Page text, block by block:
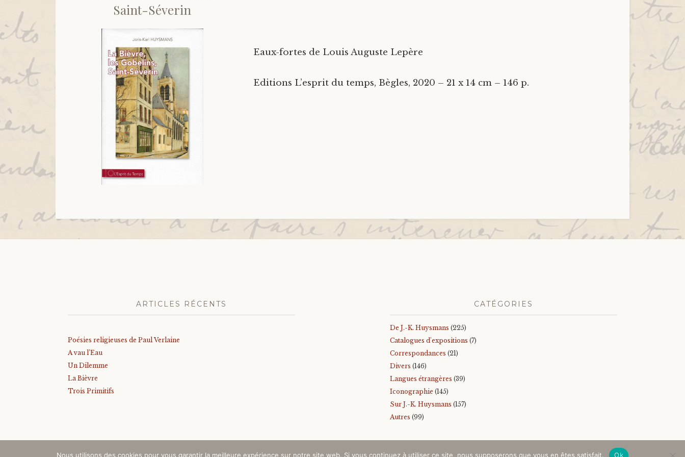
Saint-Séverin
Eaux-fortes de Louis Auguste Lepère
Editions L’esprit du temps, Bègles, 2020 – 21 x 14 cm – 146 p.
ARTICLES RÉCENTS
Poésies religieuses de Paul Verlaine
A vau l’Eau
Un Dilemme
La Bièvre
Trois Primitifs
CATÉGORIES
De J.-K. Huysmans (225)
Catalogues d'expositions (7)
Correspondances (21)
Divers (146)
Langues étrangères (39)
Iconographie (145)
Sur J.-K. Huysmans (157)
Autres (99)
Nous utilisons des cookies pour vous garantir la meilleure expérience sur notre site web. Si vous continuez à utiliser ce site, nous supposerons que vous en êtes satisfait. Ok